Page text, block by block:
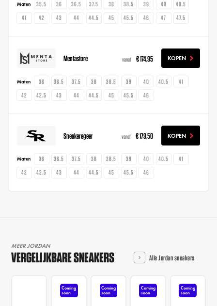
Maten 35.5 36 36.5 37.5 38 38.5 39 40
40.5
41
42 43 44 44.5 45 45.5 46 47 47.5
Mentastore vanaf € 174,95 KOPEN
Maten 36 36.5 37.5 38 38.5 39 40 40.5
41
42
42.5 43 44 44.5 45 45.5 46
Sneakeregeer vanaf € 179,50 KOPEN
Maten 36 36.5 37.5 38 38.5 39 40 40.5
41
42
42.5 43 44 44.5 45 45.5 46
MEER JORDAN
VERGELIJKBARE SNEAKERS Alle Jordan sneakers
Coming
soon
Coming
soon
Coming
soon
Coming
soon